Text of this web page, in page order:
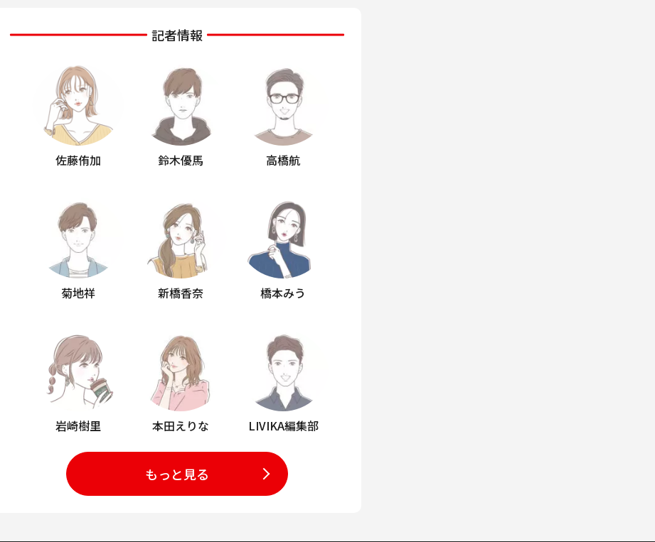
記者情報
佐藤侑加 鈴木優馬 高橋航
菊地祥 新橋香奈 橋本みう
岩崎樹里 本田えりな LIVIKA編集部
もっと見る